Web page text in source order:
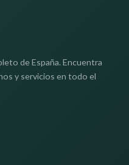
de España. Encuentra
y servicios en todo el